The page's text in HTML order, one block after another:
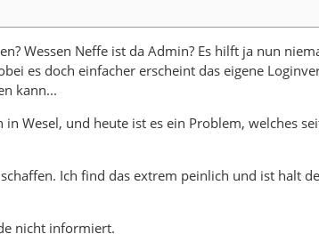
Wessen Neffe ist da Admin? Es hilft ja nun
es doch einfacher erscheint das eigene
kann...
Wesel, und heute ist es ein Problem, welches
Ich find das extrem peinlich und ist halt
nicht informiert.